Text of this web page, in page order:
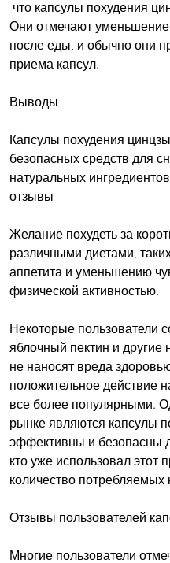
Они отмечают
после еды, и обычно они
приема капсул.
Выводы
Капсулы похудения
безопасных средств для
натуральных
отзывы
Желание похудеть за
различными диетами,
аппетита и уменьшению
физической активностью.
Некоторые пользователи
яблочный пектин и
не наносят вреда
положительное действие
все более популярными.
рынке являются капсулы
эффективны и безопасны
кто уже использовал этот
количество потребляемых
Отзывы пользователей
Многие пользователи